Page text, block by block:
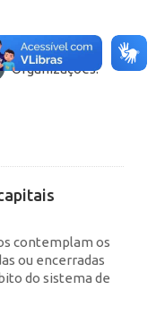
Organizações:
contemplam os
ou encerradas
do sistema de